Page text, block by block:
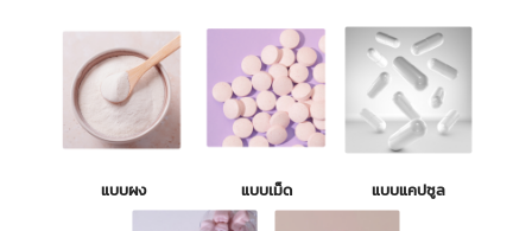
แบบผง แบบเม็ด แบบแคปซูล